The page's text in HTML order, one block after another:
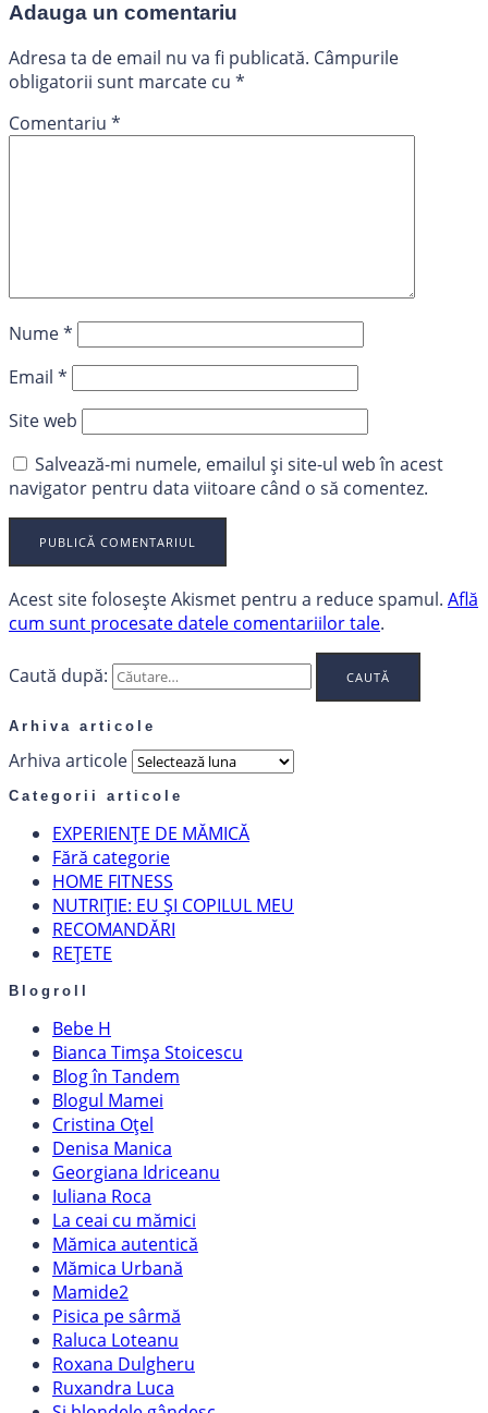
Adauga un comentariu
Adresa ta de email nu va fi publicată. Câmpurile
obligatorii sunt marcate cu *
Comentariu *
Nume*
Email *
Site web
Salvează-mi numele, emailul și site-ul web în acest
navigator pentru data viitoare când o să comentez.
Acest site folosește Akismet pentru a reduce spamul. Află
cum sunt procesate datele comentariilor tale.
Caută după:
Arhiva articole
Arhiva articole
Categorii articole
EXPERIENȚE DE MĂMICĂ
Fără categorie
HOME FITNESS
NUTRIȚIE: EU ȘI COPILUL MEU
RECOMANDĂRI
REȚETE
Blogroll
Bebe H
Bianca Timșa Stoicescu
Blog în Tandem
Blogul Mamei
Cristina Oțel
Denisa Manica
Georgiana Idriceanu
Iuliana Roca
La ceai cu mămici
Mămica autentică
Mămica Urbană
Mamide2
Pisica pe sârmă
Raluca Loteanu
Roxana Dulgheru
Ruxandra Luca